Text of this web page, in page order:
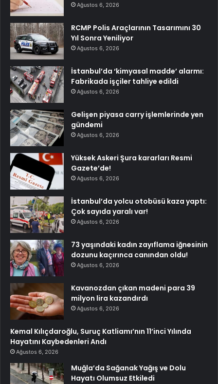
Ağustos 6, 2026
RCMP Polis Araçlarının Tasarımını 30
Yıl Sonra Yeniliyor
Ağustos 6, 2026
İstanbul’da ‘kimyasal madde’ alarmı:
Fabrikada işçiler tahliye edildi
Ağustos 6, 2026
Gelişen piyasa carry işlemlerinde yen
gündemi
Ağustos 6, 2026
Yüksek Askeri Şura kararları Resmi
Gazete’de!
Ağustos 6, 2026
İstanbul’da yolcu otobüsü kaza yaptı:
Çok sayıda yaralı var!
Ağustos 6, 2026
73 yaşındaki kadın zayıflama iğnesinin
dozunu kaçırınca canından oldu!
Ağustos 6, 2026
Kavanozdan çıkan madeni para 39
milyon lira kazandırdı
Ağustos 6, 2026
Kemal Kılıçdaroğlu, Suruç Katliamı’nın 11’inci Yılında
Hayatını Kaybedenleri Andı
Ağustos 6, 2026
Muğla’da Sağanak Yağış ve Dolu
Hayatı Olumsuz Etkiledi